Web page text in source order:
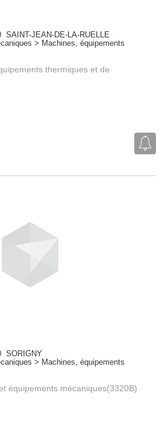
SAINT-JEAN-DE-LA-RUELLE
> Machines, équipements
thermiques et de
SORIGNY
> Machines, équipements
équipements mécaniques(3320B)